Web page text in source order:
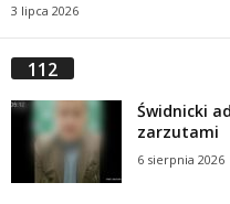
3 lipca 2026
112
Świdnicki
zarzutami
6 sierpnia 2026